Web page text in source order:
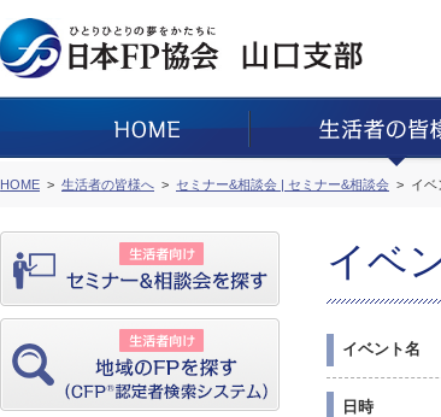
HOME 生活者の皆様へ セミナー&相談会 | セミナー&相談会 イベ
イベ
イベント名
日時